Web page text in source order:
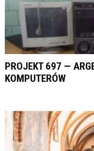
PROJEKT 697 —
KOMPUTERÓW